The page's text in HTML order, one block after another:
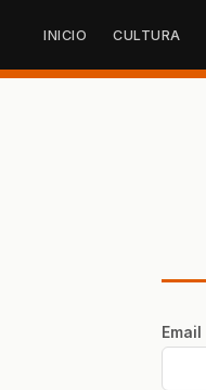
INICIO CULTURA
Email